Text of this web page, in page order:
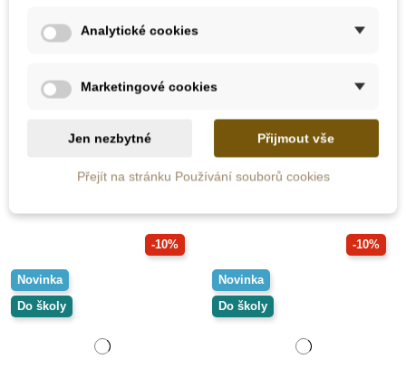
Moyo Montessori
tvary, velký rozměr
315 Kč350 Kč
Přidat do košíku
370 Kč411 Kč
Přidat do košíku
-10%
Novinka
Do školy
-10%
Novinka
Do školy
Analytické cookies
Marketingové cookies
Jen nezbytné Přijmout vše
Přejít na stránku Používání souborů cookies